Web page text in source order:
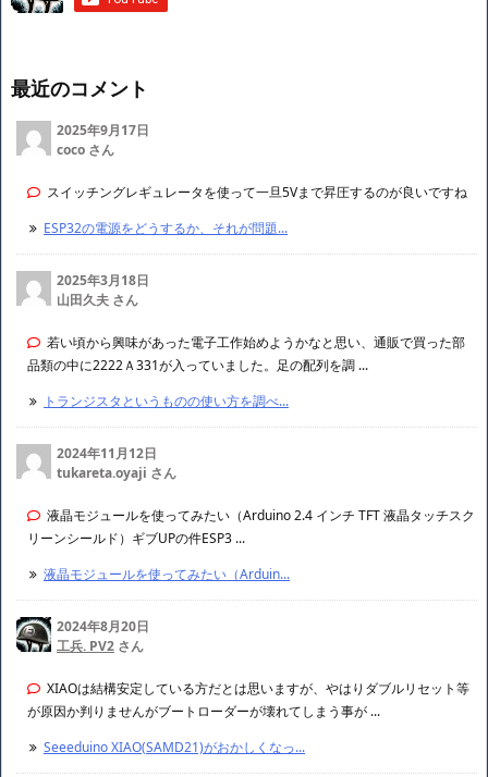
最近のコメント
2025年9月17日
coco さん
スイッチングレギュレータを使って一旦5Vまで昇圧するのが良いですね
ESP32の電源をどうするか、それが問題...
2025年3月18日
山田久夫 さん
若い頃から興味があった電子工作始めようかなと思い、通販で買った部
品類の中に2222Ａ331が入っていました。足の配列を調 ...
トランジスタというものの使い方を調べ...
2024年11月12日
tukareta.oyaji さん
液晶モジュールを使ってみたい（Arduino 2.4 インチ TFT 液晶タッチスク
リーンシールド）ギブUPの件ESP3 ...
液晶モジュールを使ってみたい（Arduin...
2024年8月20日
工兵. PV2 さん
XIAOは結構安定している方だとは思いますが、やはりダブルリセット等
が原因か判りませんがブートローダーが壊れてしまう事が ...
Seeeduino XIAO(SAMD21)がおかしくなっ...